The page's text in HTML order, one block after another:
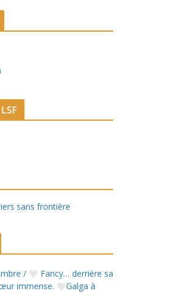
sans frontière
/
Fancy… derrière sa
immense.
Galga à